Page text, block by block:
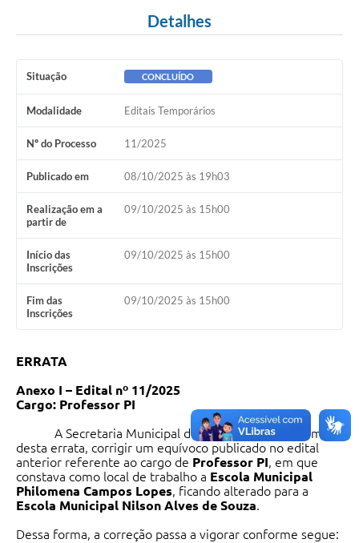
Detalhes
Situação CONCLUÍDO
Modalidade Editais Temporários
Nº do Processo 11/2025
Publicado em 08/10/2025 às 19h03
Realização em a
partir de
09/10/2025 às 15h00
Início das
Inscrições
09/10/2025 às 15h00
Fim das
Inscrições
09/10/2025 às 15h00
ERRATA
Anexo I – Edital nº 11/2025
Cargo: Professor PI
A Secretaria Municipal de Educação vem, por meio
desta errata, corrigir um equívoco publicado no edital
anterior referente ao cargo de Professor PI, em que
constava como local de trabalho a Escola Municipal
Philomena Campos Lopes, ficando alterado para a
Escola Municipal Nilson Alves de Souza.
Dessa forma, a correção passa a vigorar conforme segue: